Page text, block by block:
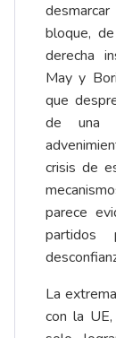
bloque,
derecha
May y
que
de una
crisis de
parece
partidos
La
con la